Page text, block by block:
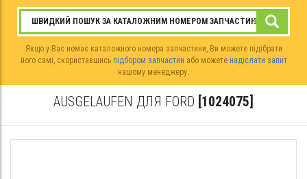
Якщо у Вас немає каталожного номера запчастини, Ви можете підібрати
його самі, скориставшись підбором запчастин або можете надіслати запит
нашому менеджеру.
AUSGELAUFEN ДЛЯ FORD [1024075]